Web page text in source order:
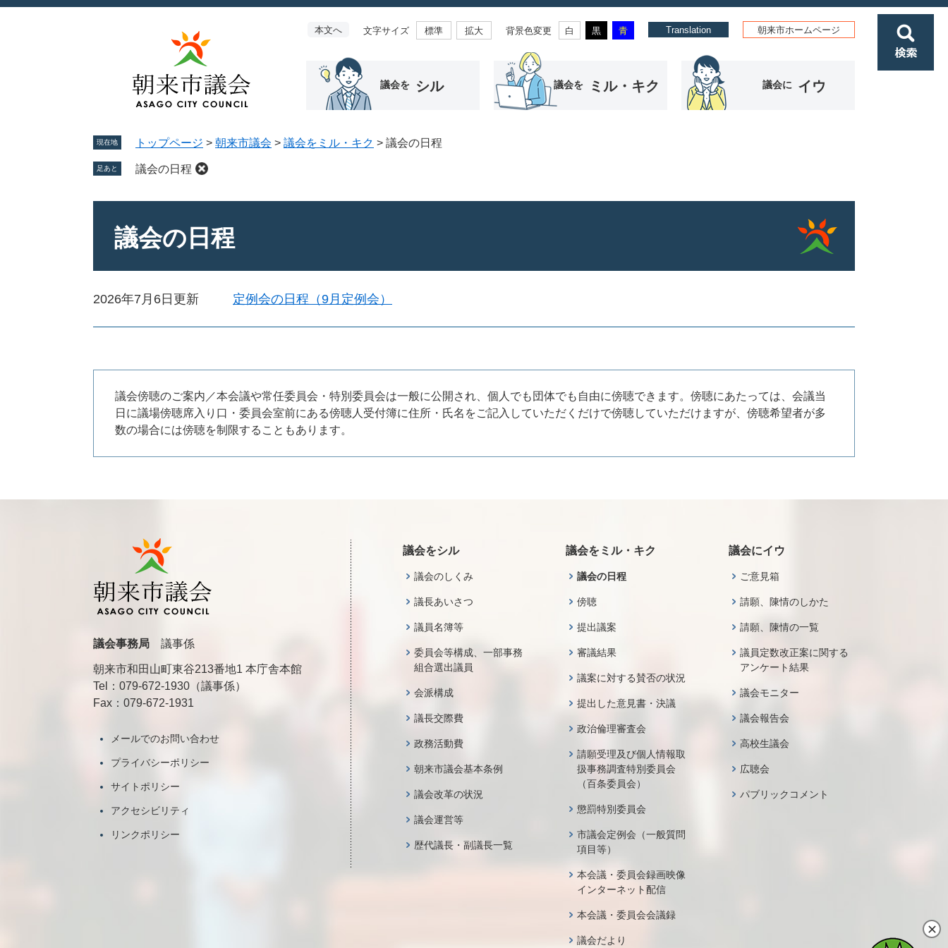
ペ
メ
本文へ 文字サイズ 標準 拡大 背景色変更 白 黒 青 Translation 朝来市ホームページ
議会を シル 議会を ミル・キク 議会に イウ
現在地 トップページ > 朝来市議会 > 議会をミル・キク > 議会の日程
足あと 議会の日程
議会の日程
2026年7月6日更新 定例会の日程（9月定例会）
議会傍聴のご案内／本会議や常任委員会・特別委員会は一般に公開され、個人でも団体でも自由に傍聴できます。傍聴にあたっては、会議当
日に議場傍聴席入り口・委員会室前にある傍聴人受付簿に住所・氏名をご記入していただくだけで傍聴していただけますが、傍聴希望者が多
数の場合には傍聴を制限することもあります。
議会事務局 議事係
朝来市和田山町東谷213番地1 本庁舎本館
Tel：079-672-1930（議事係）
Fax：079-672-1931
メールでのお問い合わせ
プライバシーポリシー
サイトポリシー
アクセシビリティ
リンクポリシー
議会をシル
議会のしくみ
議長あいさつ
議員名簿等
委員会等構成、一部事務
組合選出議員
会派構成
議長交際費
政務活動費
朝来市議会基本条例
議会改革の状況
議会運営等
歴代議長・副議長一覧
議会をミル・キク
議会の日程
傍聴
提出議案
審議結果
議案に対する賛否の状況
提出した意見書・決議
政治倫理審査会
請願受理及び個人情報取
扱事務調査特別委員会
（百条委員会）
懲罰特別委員会
市議会定例会（一般質問
項目等）
本会議・委員会録画映像
インターネット配信
本会議・委員会会議録
議会だより
議会にイウ
ご意見箱
請願、陳情のしかた
請願、陳情の一覧
議員定数改正案に関する
アンケート結果
議会モニター
議会報告会
高校生議会
広聴会
パブリックコメント